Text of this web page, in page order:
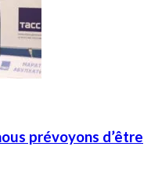
prévoyons d’être